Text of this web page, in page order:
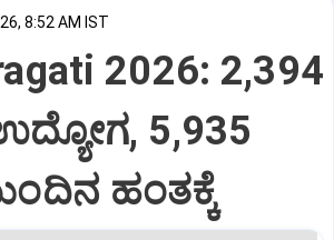
8:52 AM IST
2026: 2,394
5,935
ಹಂತಕ್ಕೆ